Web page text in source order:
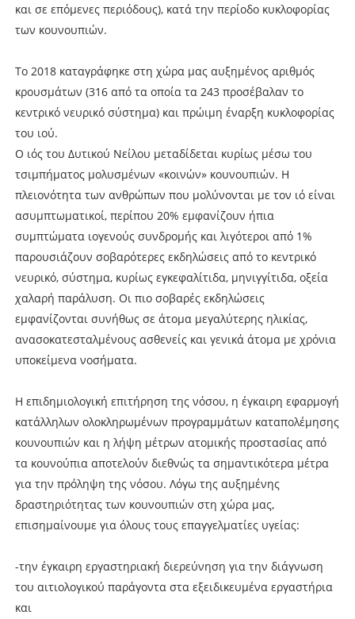
και σε επόμενες περιόδους), κατά την περίοδο κυκλοφορίας
των κουνουπιών.
Το 2018 καταγράφηκε στη χώρα μας αυξημένος αριθμός
κρουσμάτων (316 από τα οποία τα 243 προσέβαλαν το
κεντρικό νευρικό σύστημα) και πρώιμη έναρξη κυκλοφορίας
του ιού.
Ο ιός του Δυτικού Νείλου μεταδίδεται κυρίως μέσω του
τσιμπήματος μολυσμένων «κοινών» κουνουπιών. Η
πλειονότητα των ανθρώπων που μολύνονται με τον ιό είναι
ασυμπτωματικοί, περίπου 20% εμφανίζουν ήπια
συμπτώματα ιογενούς συνδρομής και λιγότεροι από 1%
παρουσιάζουν σοβαρότερες εκδηλώσεις από το κεντρικό
νευρικό, σύστημα, κυρίως εγκεφαλίτιδα, μηνιγγίτιδα, οξεία
χαλαρή παράλυση. Οι πιο σοβαρές εκδηλώσεις
εμφανίζονται συνήθως σε άτομα μεγαλύτερης ηλικίας,
ανασοκατεσταλμένους ασθενείς και γενικά άτομα με χρόνια
υποκείμενα νοσήματα.
Η επιδημιολογική επιτήρηση της νόσου, η έγκαιρη εφαρμογή
κατάλληλων ολοκληρωμένων προγραμμάτων καταπολέμησης
κουνουπιών και η λήψη μέτρων ατομικής προστασίας από
τα κουνούπια αποτελούν διεθνώς τα σημαντικότερα μέτρα
για την πρόληψη της νόσου. Λόγω της αυξημένης
δραστηριότητας των κουνουπιών στη χώρα μας,
επισημαίνουμε για όλους τους επαγγελματίες υγείας:
-την έγκαιρη εργαστηριακή διερεύνηση για την διάγνωση
του αιτιολογικού παράγοντα στα εξειδικευμένα εργαστήρια
και